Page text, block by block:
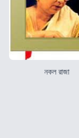
নকল রাজা